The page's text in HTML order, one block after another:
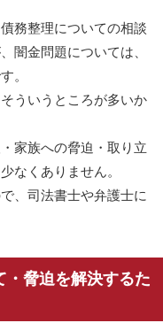
務整理についての相談
闇金問題については、
。
ういうところが多いか
家族への脅迫・取り立
なくありません。
、司法書士や弁護士に
・脅迫を解決するた